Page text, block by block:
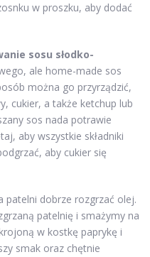
w proszku, aby dodać
sosu słodko-
ale home-made sos
można go przyrządzić,
cukier, a także ketchup lub
sos nada potrawie
aby wszystkie składniki
aby cukier się
patelni dobrze rozgrzać olej.
patelnię i smażymy na
w kostkę paprykę i
smak oraz chętnie